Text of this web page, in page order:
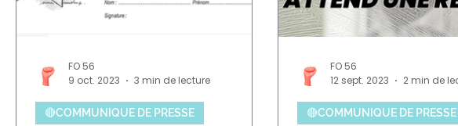
🔴COMMUNIQUE DE PRESSE
FO 56
9 oct. 2023
3 min de lecture
🔴COMMUNIQUE DE PRESSE
FO 56
12 sept. 2023
2 min de